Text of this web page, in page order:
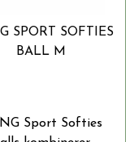
SPORT SOFTIES
BALL M
Sport Softies